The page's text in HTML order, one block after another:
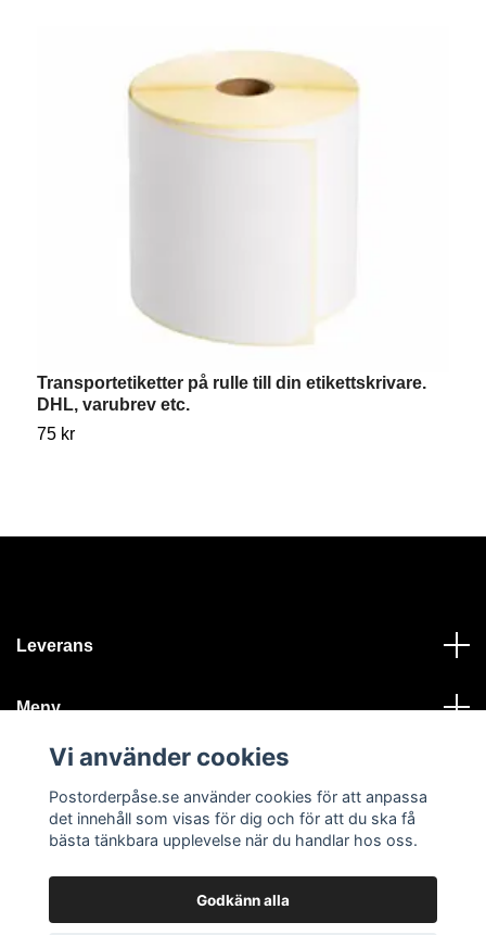
Transportetiketter på rulle till din etikettskrivare.
DHL, varubrev etc.
75 kr
Leverans
Meny
Kontakt
© 2026 Postorderpåse.se
Vi använder cookies
Postorderpåse.se använder cookies för att anpassa
det innehåll som visas för dig och för att du ska få
bästa tänkbara upplevelse när du handlar hos oss.
Godkänn alla